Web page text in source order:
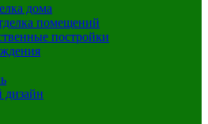
дома
помещений
постройки